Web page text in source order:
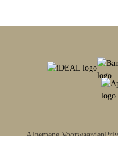
Algemene Voorwaarden